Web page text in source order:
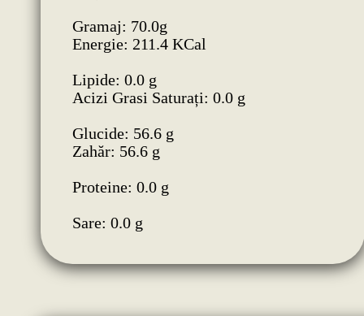
Gramaj: 70.0g
Energie: 211.4 KCal
Lipide: 0.0 g
Acizi Grasi Saturați: 0.0 g
Glucide: 56.6 g
Zahăr: 56.6 g
Proteine: 0.0 g
Sare: 0.0 g